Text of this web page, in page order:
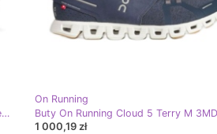
Buty On Running Cloudgo W 5598087 niebieskie
On Running
1 000,19 zł